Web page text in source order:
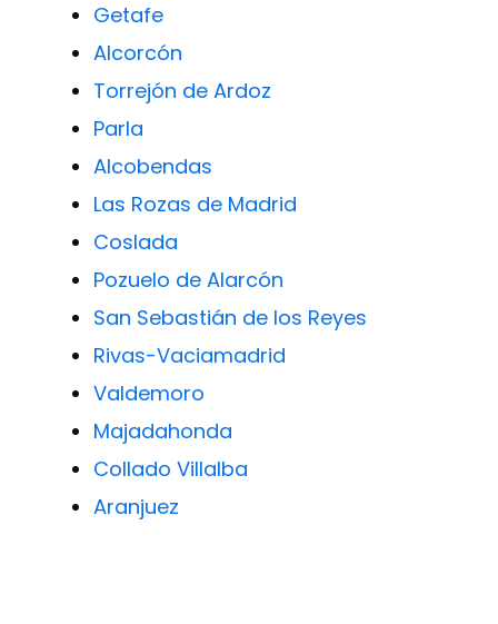
Getafe
Alcorcón
Torrejón de Ardoz
Parla
Alcobendas
Las Rozas de Madrid
Coslada
Pozuelo de Alarcón
San Sebastián de los Reyes
Rivas-Vaciamadrid
Valdemoro
Majadahonda
Collado Villalba
Aranjuez